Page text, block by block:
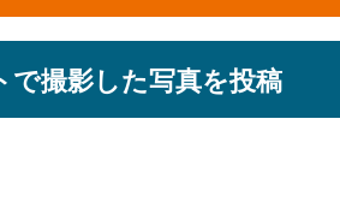
撮影した写真を投稿